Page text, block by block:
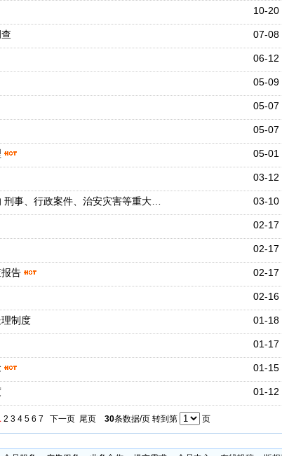
10-20
07-08
06-12
05-09
05-07
05-07
05-01
03-12
03-10
事、行政案件、治安灾害等重大…
02-17
02-17
02-17
告
02-16
01-18
制度
01-17
01-15
01-12
2 3 4 5 6 7 下一页 尾页 30条数据/页 转到第 页